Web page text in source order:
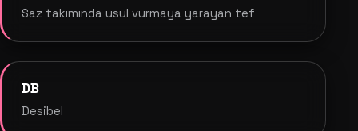
Saz takımında usul vurmaya yarayan tef
DB
Desibel